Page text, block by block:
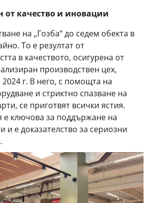
от качество и иновации
на „Гозба“ до седем обекта в
То е резултат от
в качеството, осигурена от
производствен цех,
2024 г. В него, с помощта на
и стриктно спазване на
се приготвят всички ястия.
е ключова за поддържане на
и е доказателство за сериозни